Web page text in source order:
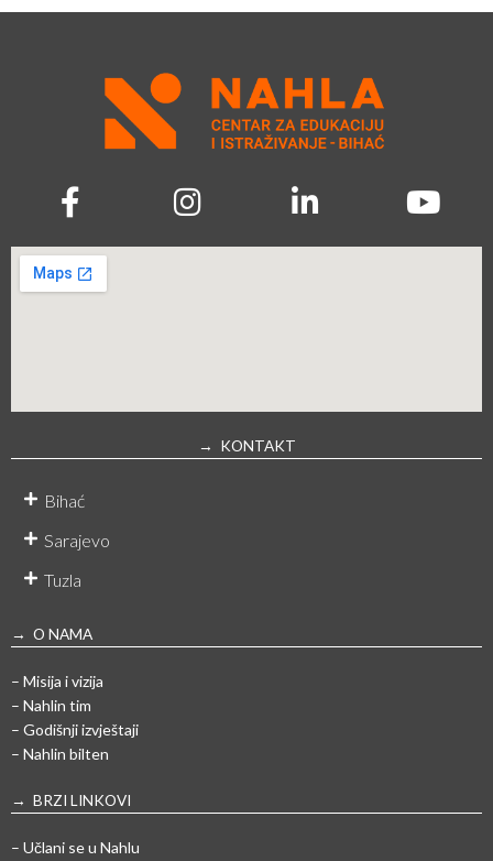
→ KONTAKT
Bihać
Sarajevo
Tuzla
→ O NAMA
– Misija i vizija
– Nahlin tim
– Godišnji izvještaji
– Nahlin bilten
→ BRZI LINKOVI
– Učlani se u Nahlu